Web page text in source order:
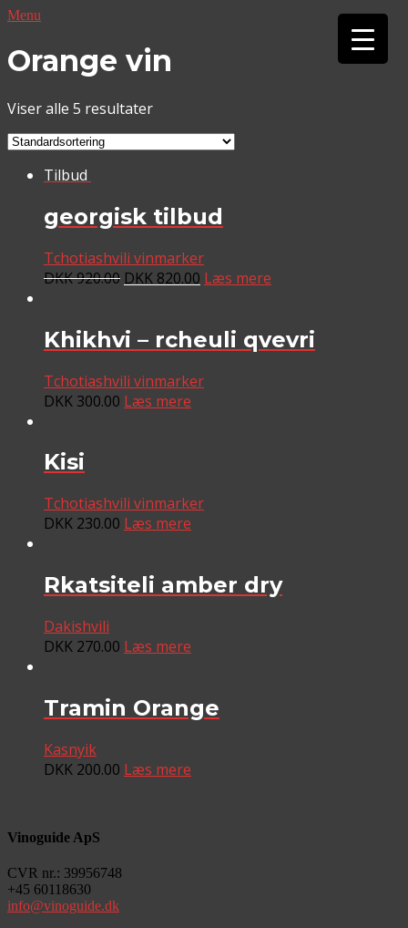
Menu
Orange vin
Viser alle 5 resultater
Tilbud
georgisk tilbud
Tchotiashvili vinmarker
DKK920.00 DKK 820.00 Læs mere
Khikhvi – rcheuli qvevri
Tchotiashvili vinmarker
DKK 300.00 Læs mere
Kisi
Tchotiashvili vinmarker
DKK 230.00 Læs mere
Rkatsiteli amber dry
Dakishvili
DKK 270.00 Læs mere
Tramin Orange
Kasnyik
DKK 200.00 Læs mere
Vinoguide ApS
CVR nr.: 39956748
+45 60118630
info@vinoguide.dk
▼
▼